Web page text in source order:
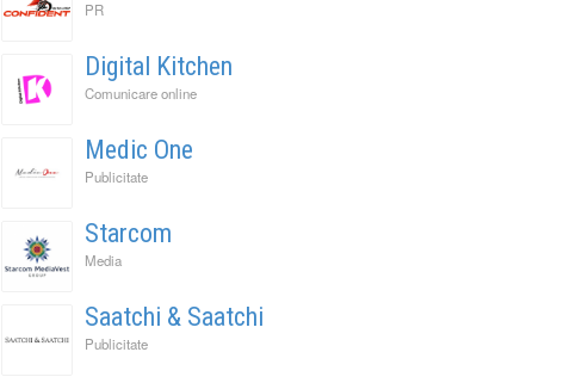
PR
Digital Kitchen
Comunicare online
Medic One
Publicitate
Starcom
Media
Saatchi & Saatchi
Publicitate